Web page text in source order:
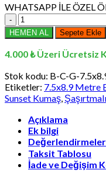
WHATSAPP İLE ÖZEL
7.5x8.9
Metre
Battı
Çıktı
Pergola
Gölgelik
Sunset
Şaşırtmalı
Model
Pergola
adet
HEMEN AL Sepete Ekle
4.000 ₺ Üzeri Ücretsiz
Stok kodu: B-C-G-
Etiketler: 7.5x8.9 Metre
Sunset Kumaş,
Açıklama
Ek bilgi
Değerlendirmeler
Taksit Tablosu
İade ve Değişim